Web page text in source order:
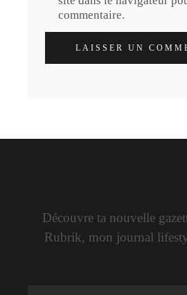
commentaire.
LAISSER UN
Découvre ta nouvelle
Rubrik, mon journal